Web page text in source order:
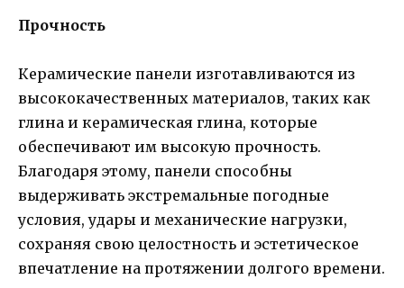
Прочность
Керамические панели изготавливаются из
высококачественных материалов, таких как
глина и керамическая глина, которые
обеспечивают им высокую прочность.
Благодаря этому, панели способны
выдерживать экстремальные погодные
условия, удары и механические нагрузки,
сохраняя свою целостность и эстетическое
впечатление на протяжении долгого времени.